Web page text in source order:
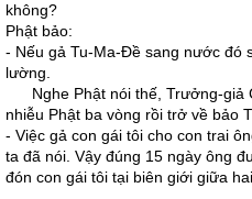
không?
Phật bảo:
- Nếu gả Tu-Ma-Đề sang nước đó
lường.
Nghe Phật nói thế, Trưởng-giả
nhiễu Phật ba vòng rồi trở về bảo
- Việc gả con gái tôi cho con trai
ta đã nói. Vậy đúng 15 ngày ông
đón con gái tôi tại biên giới giữa